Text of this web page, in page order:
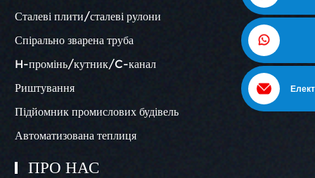
Сталеві плити/сталеві рулони
Спірально зварена труба
H-промінь/кутник/C-канал
Риштування
Підйомник промислових будівель
Автоматизована теплиця
ПРО НАС